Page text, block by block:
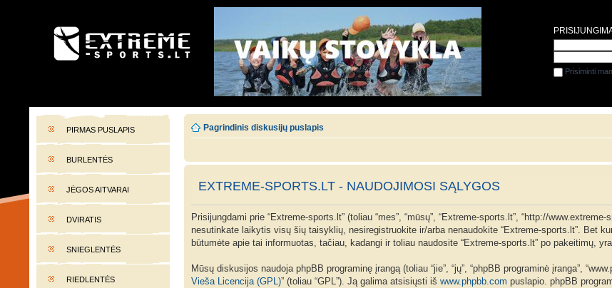
EXTREME-SPORTS.LT
PIRMAS PUSLAPIS
BURLENTĖS
JĖGOS AITVARAI
DVIRATIS
SNIEGLENTĖS
RIEDLENTĖS
Pagrindinis diskusijų puslapis
EXTREME-SPORTS.LT - NAUDOJIMOSI SĄLYGOS
Prisijungdami prie “Extreme-sports.lt” (toliau “mes”, “mūsų”, “Extreme-sports.lt”, “http://
nesutinkate laikytis visų šių taisyklių, nesiregistruokite ir/arba nenaudokite “Extreme-sports.lt”. Bet
būtumėte apie tai informuotas, tačiau, kadangi ir toliau naudosite “Extreme-sports.lt” po pakeitimų,
Mūsų diskusijos naudoja phpBB programinę įrangą (toliau “jie”, “jų”, “phpBB programinė įranga”,
Vieša Licencija (GPL)” (toliau “GPL”). Ją galima atsisiųsti iš www.phpbb.com puslapio. phpBB
Prisiminti